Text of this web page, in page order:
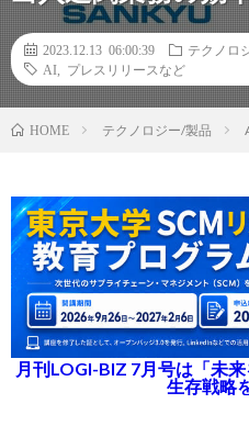
2023.12.13 06:00:39
テクノロ
AI
プレスリリースなど
HOME テクノロジー/製品
月刊LOGI-BIZ 7月号は「未
生存戦略